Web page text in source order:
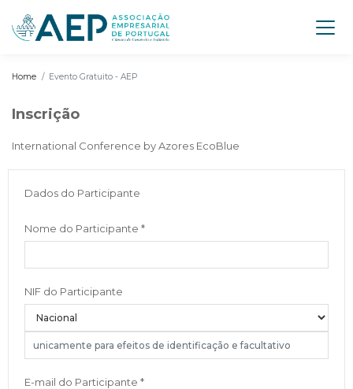
Home Evento Gratuito - AEP
Inscrição
International Conference by Azores EcoBlue
Dados do Participante
Nome do Participante *
NIF do Participante
E-mail do Participante *